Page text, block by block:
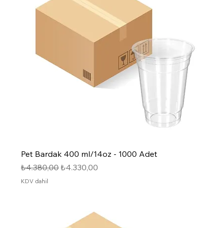
Pet Bardak 400 ml/14oz - 1000 Adet
Normal Fiyat
₺4.380,00İndirimli Fiyat
₺4.330,00
KDV dahil